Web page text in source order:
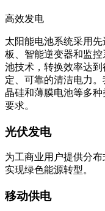
高效发电
太阳能电池系统采用
板、智能逆变器和监
池技术，转换效率达
定、可靠的清洁电力
晶硅和薄膜电池等多
要求。
光伏发电
为工商业用户提供分
实现绿色能源转型。
移动供电